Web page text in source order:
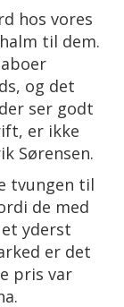
hos vores
til dem.
og det
ser godt
er ikke
Sørensen.
tvungen til
de med
yderst
er det
pris var